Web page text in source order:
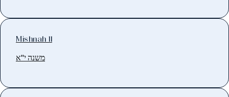
Mishnah 11
משנה י"א